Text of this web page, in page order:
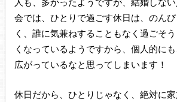
会では、ひとりで過ごす休日は、のん
く、誰に気兼ねすることもなく過ごそ
くなっているようですから、個人的に
広がっているなと思ってしまいます！
休日だから、ひとりじゃなく、絶対に